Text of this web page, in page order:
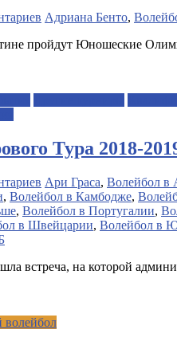
Адриана Бенто,
пройдут Юношеские
Тура 2018-
Ари Граса, Волейбол в
, Волейбол в Камбодже,
, Волейбол в Португалии,
в Швейцарии, Волейбол в
встреча, на которой